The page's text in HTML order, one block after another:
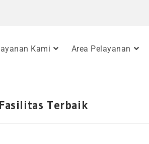
Kami Area Pelayanan
Terbaik